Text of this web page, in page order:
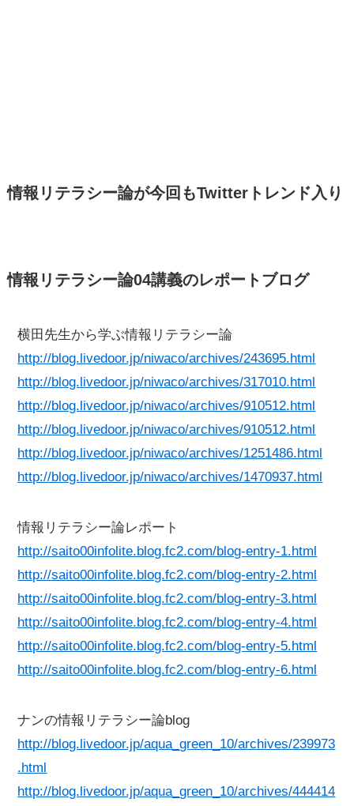
情報リテラシー論が今回もTwitterトレンド入り
情報リテラシー論04講義のレポートブログ
横田先生から学ぶ情報リテラシー論
http://blog.livedoor.jp/niwaco/archives/243695.html
http://blog.livedoor.jp/niwaco/archives/317010.html
http://blog.livedoor.jp/niwaco/archives/910512.html
http://blog.livedoor.jp/niwaco/archives/910512.html
http://blog.livedoor.jp/niwaco/archives/1251486.html
http://blog.livedoor.jp/niwaco/archives/1470937.html
情報リテラシー論レポート
http://saito00infolite.blog.fc2.com/blog-entry-1.html
http://saito00infolite.blog.fc2.com/blog-entry-2.html
http://saito00infolite.blog.fc2.com/blog-entry-3.html
http://saito00infolite.blog.fc2.com/blog-entry-4.html
http://saito00infolite.blog.fc2.com/blog-entry-5.html
http://saito00infolite.blog.fc2.com/blog-entry-6.html
ナンの情報リテラシー論blog
http://blog.livedoor.jp/aqua_green_10/archives/239973
.html
http://blog.livedoor.jp/aqua_green_10/archives/444414